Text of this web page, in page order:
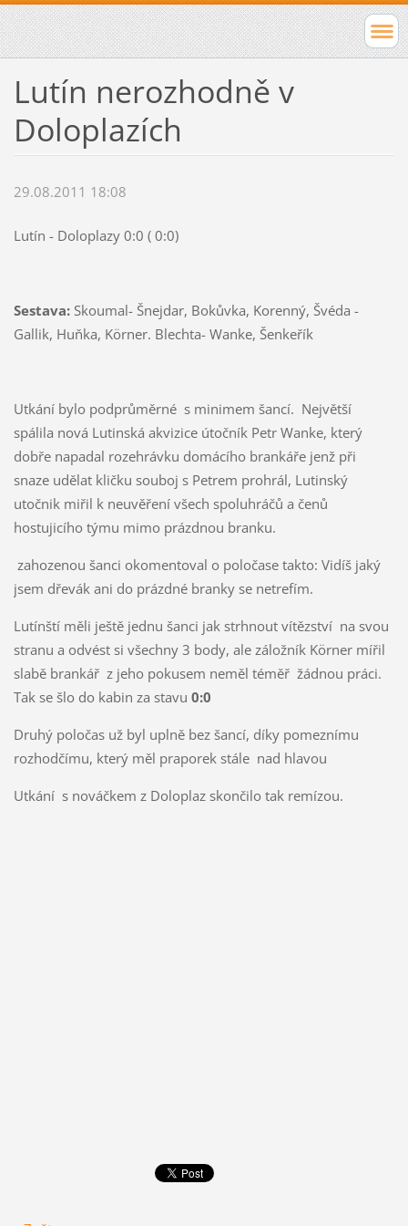
Lutín nerozhodně v
Doloplazích
29.08.2011 18:08
Lutín - Doloplazy 0:0 ( 0:0)
Sestava:Skoumal- Šnejdar, Bokůvka, Korenný, Švéda -
Gallik, Huňka, Körner. Blechta- Wanke, Šenkeřík
Utkání bylo podprůměrné s minimem šancí. Největší
spálila nová Lutinská akvizice útočník Petr Wanke, který
dobře napadal rozehrávku domácího brankáře jenž při
snaze udělat kličku souboj s Petrem prohrál, Lutinský
utočnik miřil k neuvěření všech spoluhráčů a čenů
hostujicího týmu mimo prázdnou branku.
zahozenou šanci okomentoval o poločase takto: Vidíš jaký
jsem dřevák ani do prázdné branky se netrefím.
Lutínští měli ještě jednu šanci jak strhnout vítězství na svou
stranu a odvést si všechny 3 body, ale záložník Körner mířil
slabě brankář z jeho pokusem neměl téměř žádnou práci.
Tak se šlo do kabin za stavu 0:0
Druhý poločas už byl uplně bez šancí, díky pomeznímu
rozhodčímu, který měl praporek stále nad hlavou
Utkání s nováčkem z Doloplaz skončilo tak remízou.